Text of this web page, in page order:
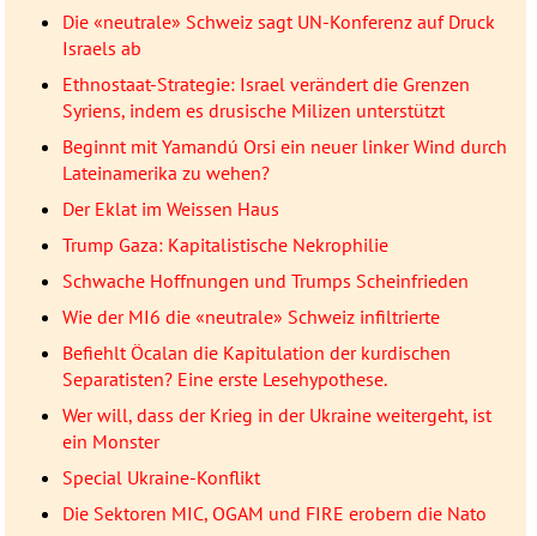
Die «neutrale» Schweiz sagt UN-Konferenz auf Druck
Israels ab
Ethnostaat-Strategie: Israel verändert die Grenzen
Syriens, indem es drusische Milizen unterstützt
Beginnt mit Yamandú Orsi ein neuer linker Wind durch
Lateinamerika zu wehen?
Der Eklat im Weissen Haus
Trump Gaza: Kapitalistische Nekrophilie
Schwache Hoffnungen und Trumps Scheinfrieden
Wie der MI6 die «neutrale» Schweiz infiltrierte
Befiehlt Öcalan die Kapitulation der kurdischen
Separatisten? Eine erste Lesehypothese.
Wer will, dass der Krieg in der Ukraine weitergeht, ist
ein Monster
Special Ukraine-Konflikt
Die Sektoren MIC, OGAM und FIRE erobern die Nato